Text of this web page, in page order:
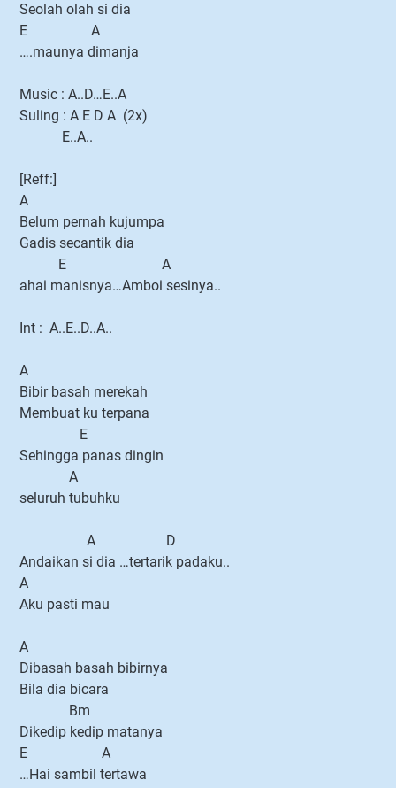
Seolah olah si dia
E A
….maunya dimanja
Music : A..D…E..A
Suling : A E D A (2x)
E..A..
[Reff:]
A
Belum pernah kujumpa
Gadis secantik dia
E A
ahai manisnya…Amboi sesinya..
Int : A..E..D..A..
A
Bibir basah merekah
Membuat ku terpana
E
Sehingga panas dingin
A
seluruh tubuhku
A D
Andaikan si dia …tertarik padaku..
A
Aku pasti mau
A
Dibasah basah bibirnya
Bila dia bicara
Bm
Dikedip kedip matanya
E A
…Hai sambil tertawa